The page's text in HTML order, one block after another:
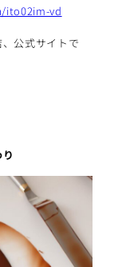
ito02im-vd
公式サイトで